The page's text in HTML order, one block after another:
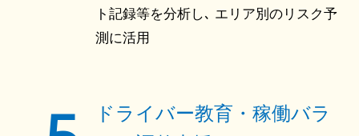
ト記録等を分析し､ エリア別のリスク予
測に活用
ドライバー教育・稼働バラ